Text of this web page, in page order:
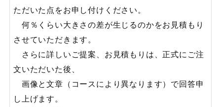
ただいた点をお申し付けください。
何％くらい大きさの差が生じるのかをお見積もり
させていただきます。
さらに詳しいご提案、お見積もりは、正式にご注
文いただいた後、
画像と文章（コースにより異なります）で回答申
し上げます。